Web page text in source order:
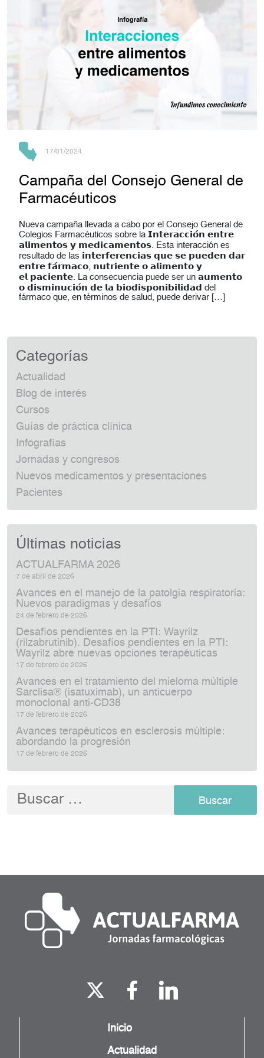
17/01/2024
Campaña del Consejo General de
Farmacéuticos
Nueva campaña llevada a cabo por el Consejo General de
Colegios Farmacéuticos sobre la 𝗜𝗻𝘁𝗲𝗿𝗮𝗰𝗰𝗶𝗼́𝗻 𝗲𝗻𝘁𝗿𝗲
𝗮𝗹𝗶𝗺𝗲𝗻𝘁𝗼𝘀 𝘆 𝗺𝗲𝗱𝗶𝗰𝗮𝗺𝗲𝗻𝘁𝗼𝘀. Esta interacción es
resultado de las 𝗶𝗻𝘁𝗲𝗿𝗳𝗲𝗿𝗲𝗻𝗰𝗶𝗮𝘀 𝗾𝘂𝗲 𝘀𝗲 𝗽𝘂𝗲𝗱𝗲𝗻 𝗱𝗮𝗿
𝗲𝗻𝘁𝗿𝗲 𝗳𝗮́𝗿𝗺𝗮𝗰𝗼, 𝗻𝘂𝘁𝗿𝗶𝗲𝗻𝘁𝗲 𝗼 𝗮𝗹𝗶𝗺𝗲𝗻𝘁𝗼 𝘆
𝗲𝗹 𝗽𝗮𝗰𝗶𝗲𝗻𝘁𝗲. La consecuencia puede ser un 𝗮𝘂𝗺𝗲𝗻𝘁𝗼
𝗼 𝗱𝗶𝘀𝗺𝗶𝗻𝘂𝗰𝗶𝗼́𝗻 𝗱𝗲 𝗹𝗮 𝗯𝗶𝗼𝗱𝗶𝘀𝗽𝗼𝗻𝗶𝗯𝗶𝗹𝗶𝗱𝗮𝗱 del
fármaco que, en términos de salud, puede derivar […]
Categorías
Actualidad
Blog de interés
Cursos
Guías de práctica clínica
Infografías
Jornadas y congresos
Nuevos medicamentos y presentaciones
Pacientes
Últimas noticias
ACTUALFARMA 2026
7 de abril de 2026
Avances en el manejo de la patolgia respiratoria:
Nuevos paradigmas y desafíos
24 de febrero de 2026
Desafíos pendientes en la PTI: Wayrilz
(rilzabrutinib). Desafíos pendientes en la PTI:
Wayrilz abre nuevas opciones terapéuticas
17 de febrero de 2026
Avances en el tratamiento del mieloma múltiple
Sarclisa® (isatuximab), un anticuerpo
monoclonal anti‑CD38
17 de febrero de 2026
Avances terapéuticos en esclerosis múltiple:
abordando la progresión
17 de febrero de 2026
Buscar:
Inicio
Actualidad